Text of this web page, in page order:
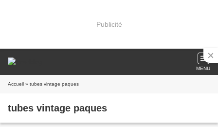
Publicité
MENU
Accueil » tubes vintage paques
tubes vintage paques